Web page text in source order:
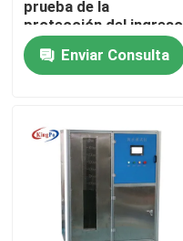
Productos
Sobre nosotros
prueba de la
protección del ingreso
IPX9
Enviar Consulta